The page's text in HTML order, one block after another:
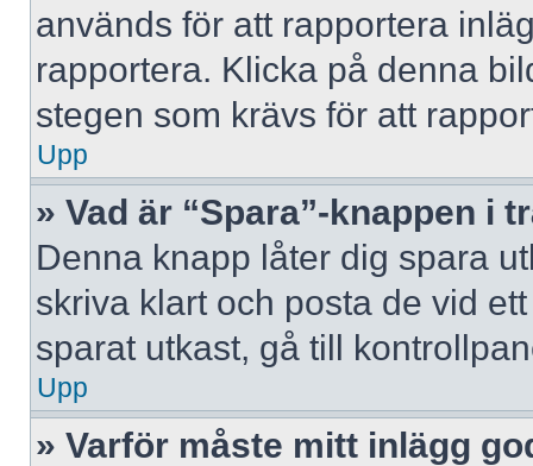
används för att rapportera
rapportera. Klicka på denna
stegen som krävs för att
Upp
» Vad är “Spara”-knappen i
Denna knapp låter dig spara
skriva klart och posta de vid
sparat utkast, gå till
Upp
» Varför måste mitt inlägg